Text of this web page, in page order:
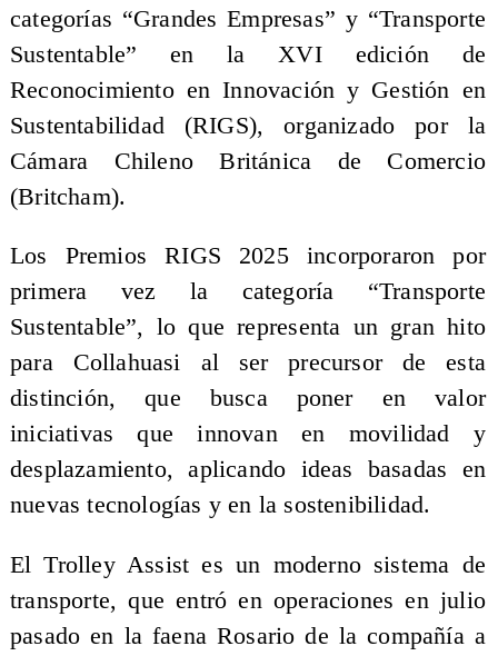
categorías “Grandes Empresas” y “Transporte
Sustentable” en la XVI edición de
Reconocimiento en Innovación y Gestión en
Sustentabilidad (RIGS), organizado por la
Cámara Chileno Británica de Comercio
(Britcham).
Los Premios RIGS 2025 incorporaron por
primera vez la categoría “Transporte
Sustentable”, lo que representa un gran hito
para Collahuasi al ser precursor de esta
distinción, que busca poner en valor
iniciativas que innovan en movilidad y
desplazamiento, aplicando ideas basadas en
nuevas tecnologías y en la sostenibilidad.
El Trolley Assist es un moderno sistema de
transporte, que entró en operaciones en julio
pasado en la faena Rosario de la compañía a